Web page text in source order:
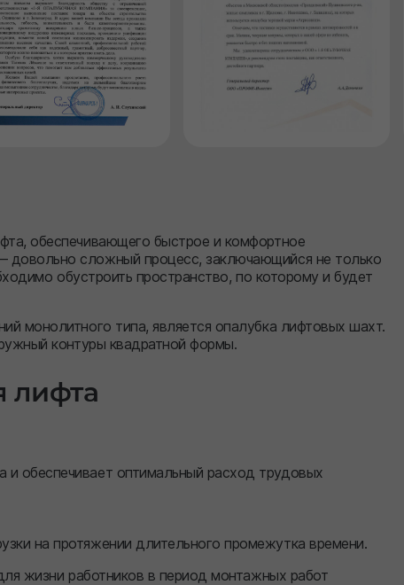
обеспечивающего быстрое и комфортное
сложный процесс, заключающийся не только
обустроить пространство, по которому и будет
монолитного типа, является опалубка лифтовых шахт.
контуры квадратной формы.
лифта
и обеспечивает оптимальный расход трудовых
на протяжении длительного промежутка времени.
жизни работников в период монтажных работ